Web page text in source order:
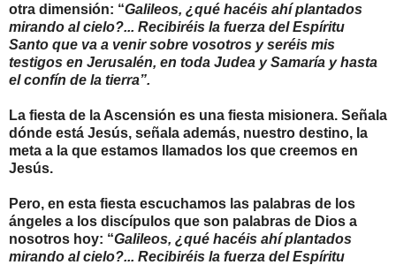
otra dimensión: “Galileos, ¿qué hacéis ahí plantados
mirando al cielo?... Recibiréis la fuerza del Espíritu
Santo que va a venir sobre vosotros y seréis mis
testigos en Jerusalén, en toda Judea y Samaría y hasta
el confín de la tierra”.
La fiesta de la Ascensión es una fiesta misionera. Señala
dónde está Jesús, señala además, nuestro destino, la
meta a la que estamos llamados los que creemos en
Jesús.
Pero, en esta fiesta escuchamos las palabras de los
ángeles a los discípulos que son palabras de Dios a
nosotros hoy: “Galileos, ¿qué hacéis ahí plantados
mirando al cielo?... Recibiréis la fuerza del Espíritu